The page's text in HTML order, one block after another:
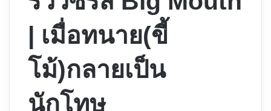
| เมื่อทนาย(ขี้
โม้)กลายเป็น
นักโทษ